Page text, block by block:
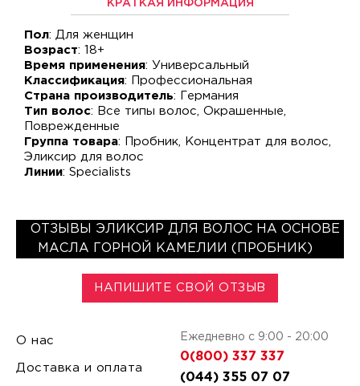
КРАТКАЯ ИНФОРМАЦИЯ
Пол: Для женщин
Возраст: 18+
Время применения: Универсальный
Классификация: Профессиональная
Страна производитель: Германия
Тип волос: Все типы волос, Окрашенные,
Поврежденные
Группа товара: Пробник, Концентрат для волос,
Эликсир для волос
Линии: Specialists
ОТЗЫВЫ ЭЛИКСИР ДЛЯ ВОЛОС НА ОСНОВЕ
МАСЛА ГОРНОЙ КАМЕЛИИ (ПРОБНИК)
НАПИШИТЕ СВОЙ ОТЗЫВ
О нас
Доставка и оплата
Ежедневно с 9:00 - 20:00
0(800) 337 337
(044) 355 07 07